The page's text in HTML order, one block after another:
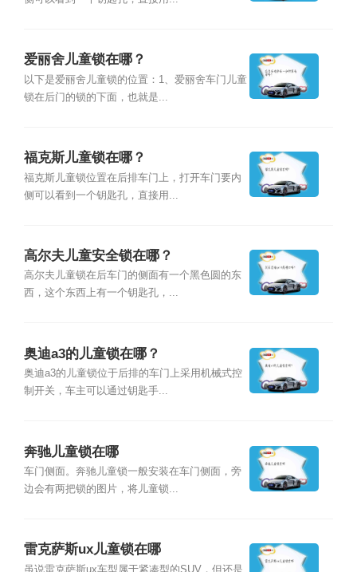
爱丽舍儿童锁在哪？
以下是爱丽舍儿童锁的位置：1、爱丽舍车门儿童
锁在后门的锁的下面，也就是...
福克斯儿童锁在哪？
福克斯儿童锁位置在后排车门上，打开车门要内
侧可以看到一个钥匙孔，直接用...
高尔夫儿童安全锁在哪？
高尔夫儿童锁在后车门的侧面有一个黑色圆的东
西，这个东西上有一个钥匙孔，...
奥迪a3的儿童锁在哪？
奥迪a3的儿童锁位于后排的车门上采用机械式控
制开关，车主可以通过钥匙手...
奔驰儿童锁在哪
车门侧面。奔驰儿童锁一般安装在车门侧面，旁
边会有两把锁的图片，将儿童锁...
雷克萨斯ux儿童锁在哪
虽说雷克萨斯ux车型属于紧凑型的SUV，但还是